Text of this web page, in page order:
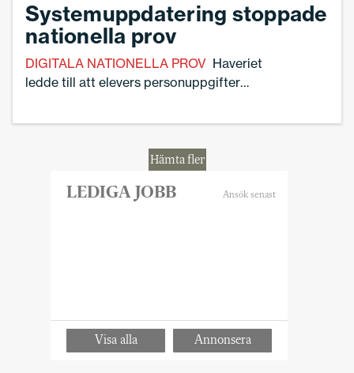
Systemuppdatering stoppade
nationella prov
DIGITALA NATIONELLA PROV Haveriet
ledde till att elevers personuppgifter
Hämta fler